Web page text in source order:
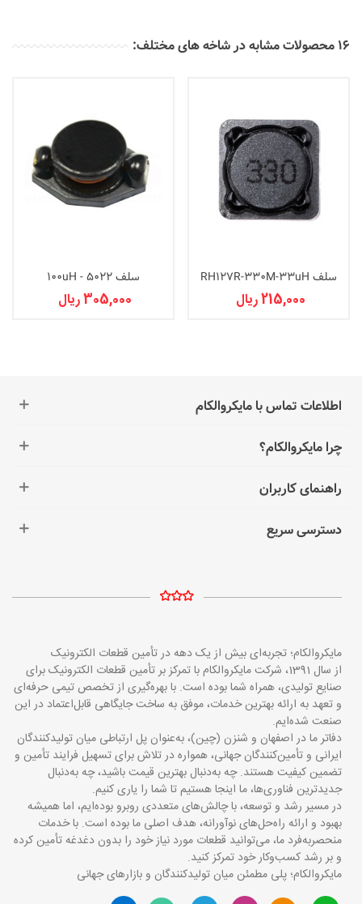
16 محصولات مشابه در شاخه های مختلف:
سلف RH127R-330M-33uH
215,000 ریال
سلف 100uH - 5022
305,000 ریال
اطلاعات تماس با مایکروالکام
چرا مایکروالکام؟
راهنمای کاربران
دسترسی سریع
مایکروالکام؛ تجربه‌ای بیش از یک دهه در تأمین قطعات الکترونیک
از سال 1391، شرکت مایکروالکام با تمرکز بر تأمین قطعات الکترونیک برای
صنایع تولیدی، همراه شما بوده است. با بهره‌گیری از تخصص تیمی حرفه‌ای
و تعهد به ارائه بهترین خدمات، موفق به ساخت جایگاهی قابل‌اعتماد در این
صنعت شده‌ایم.
دفاتر ما در اصفهان و شنزن (چین)، به‌عنوان پل ارتباطی میان تولیدکنندگان
ایرانی و تأمین‌کنندگان جهانی، همواره در تلاش برای تسهیل فرایند تأمین و
تضمین کیفیت هستند. چه به‌دنبال بهترین قیمت باشید، چه به‌دنبال
جدیدترین فناوری‌ها، ما اینجا هستیم تا شما را یاری کنیم.
در مسیر رشد و توسعه، با چالش‌های متعددی روبرو بوده‌ایم، اما همیشه
بهبود و ارائه راه‌حل‌های نوآورانه، هدف اصلی ما بوده است. با خدمات
منحصربه‌فرد ما، می‌توانید قطعات مورد نیاز خود را بدون دغدغه تأمین کرده
و بر رشد کسب‌وکار خود تمرکز کنید.
مایکروالکام؛ پلی مطمئن میان تولیدکنندگان و بازارهای جهانی